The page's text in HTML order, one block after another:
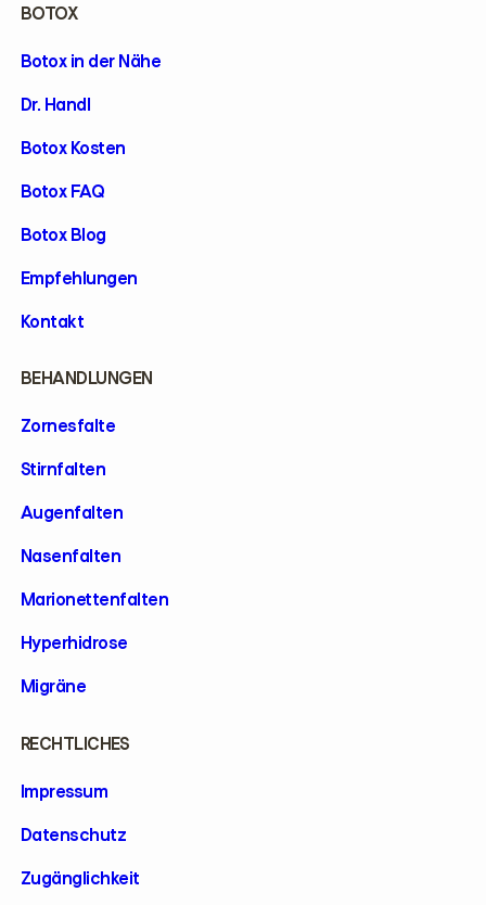
BOTOX
Botox in der Nähe
Dr. Handl
Botox Kosten
Botox FAQ
Botox Blog
Empfehlungen
Kontakt
BEHANDLUNGEN
Zornesfalte
Stirnfalten
Augenfalten
Nasenfalten
Marionettenfalten
Hyperhidrose
Migräne
RECHTLICHES
Impressum
Datenschutz
Zugänglichkeit